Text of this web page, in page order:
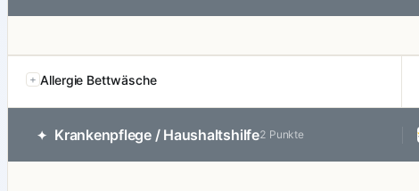
Allergie Bettwäsche
✦ Krankenpflege / Haushaltshilfe2 Punkte